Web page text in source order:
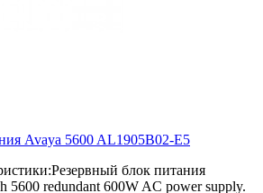
Avaya 5600 AL1905B02-E5
блок питания
5600 redundant 600W AC power supply.